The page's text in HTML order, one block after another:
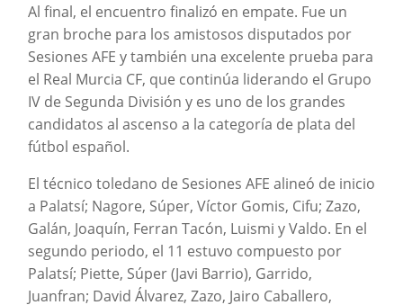
Al final, el encuentro finalizó en empate. Fue un
gran broche para los amistosos disputados por
Sesiones AFE y también una excelente prueba para
el Real Murcia CF, que continúa liderando el Grupo
IV de Segunda División y es uno de los grandes
candidatos al ascenso a la categoría de plata del
fútbol español.
El técnico toledano de Sesiones AFE alineó de inicio
a Palatsí; Nagore, Súper, Víctor Gomis, Cifu; Zazo,
Galán, Joaquín, Ferran Tacón, Luismi y Valdo. En el
segundo periodo, el 11 estuvo compuesto por
Palatsí; Piette, Súper (Javi Barrio), Garrido,
Juanfran; David Álvarez, Zazo, Jairo Caballero,